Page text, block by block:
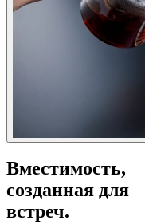
Вместимость,
созданная для
встреч.